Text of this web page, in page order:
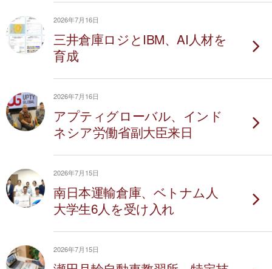
2026年7月16日
三井倉庫ロジとIBM、AI人材を
育成
2026年7月16日
アプティグローバル、インド
ネシア労働省副大臣来日
2026年7月15日
南日本運輸倉庫、ベトナム人
大学生6人を受け入れ
2026年7月15日